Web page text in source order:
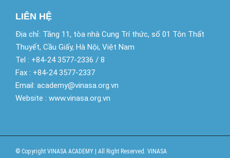
LIÊN HỆ
Địa chỉ: Tầng 11, tòa nhà Cung Trí thức, số 01 Tôn Thất
Thuyết, Cầu Giấy, Hà Nội, Việt Nam
Tel : +84-24 3577-2336 / 8
Fax : +84-24 3577-2337
Email: academy@vinasa.org.vn
Website : www.vinasa.org.vn
© Copyright VINASA ACADEMY | All Right Reserved. VINASA